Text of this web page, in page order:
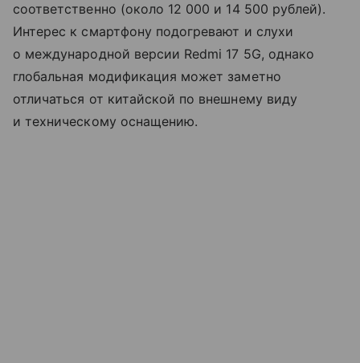
соответственно (около 12 000 и 14 500 рублей).
Интерес к смартфону подогревают и слухи
о международной версии Redmi 17 5G, однако
глобальная модификация может заметно
отличаться от китайской по внешнему виду
и техническому оснащению.